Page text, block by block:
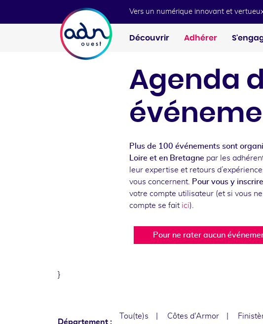
Vers un numérique innovant et
Découvrir Adhérer
Agenda
Plus de 100 événements sont
Loire et en Bretagne par les
leur expertise et retours
vous concernent. Pour vous y inscrire
votre compte utilisateur (et si vous
compte se fait ici).
Pour ne rater aucun
}
Département :
Tou(te)s Côtes d'Armor